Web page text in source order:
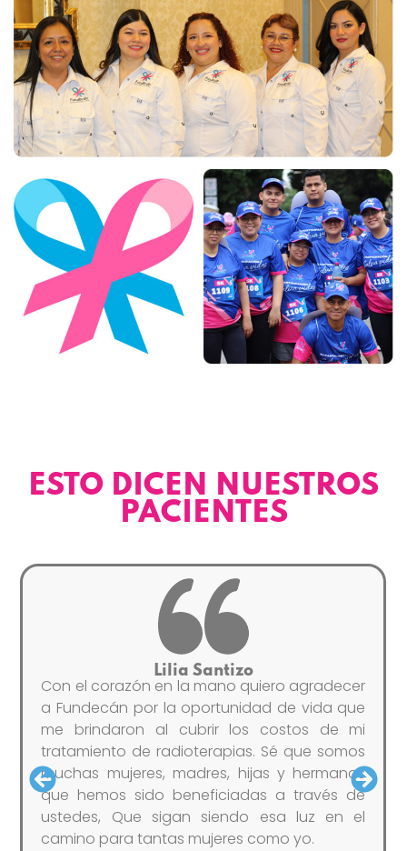
ESTO DICEN NUESTROS
PACIENTES
Aura Patricia Mayen Batres
Quiero expresar mi más profundo
agradecimiento a Fundecán por el apoyo
invaluable que recibí a través de mis
tratamientos de radioterapia. Su
generosidad y compromiso con mi salud
fueron una bendición en un momento difícil.
Valoro la atención especializada, la
dedicación y la sensibilidad humana con la